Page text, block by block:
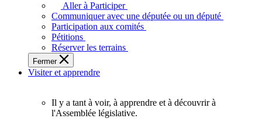
plein
potentiel,
l'Assemblée
a
besoin
de
Aller à Participer
Communiquer avec une députée ou un député
Participation aux comités
Pétitions
Réserver les terrains
Fermer
Visiter et apprendre
Il y a tant à voir, à apprendre et à découvrir à
l'Assemblée législative.